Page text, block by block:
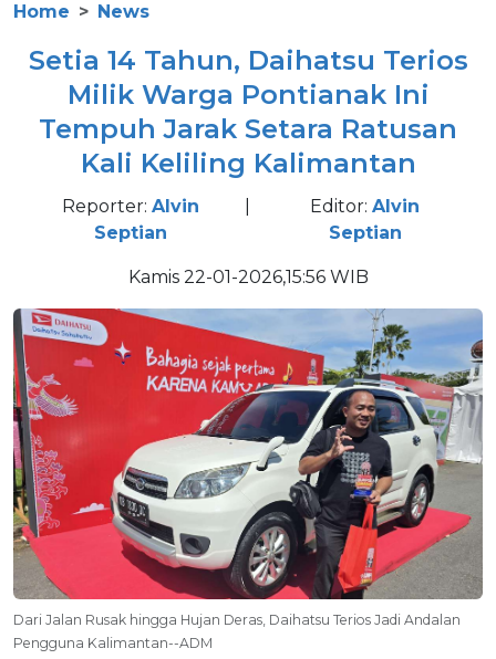
Home News
Setia 14 Tahun, Daihatsu Terios
Milik Warga Pontianak Ini
Tempuh Jarak Setara Ratusan
Kali Keliling Kalimantan
Reporter: Alvin
Septian
Editor:Alvin
Septian
Kamis 22-01-2026,15:56 WIB
Dari Jalan Rusak hingga Hujan Deras, Daihatsu Terios Jadi Andalan
Pengguna Kalimantan--ADM